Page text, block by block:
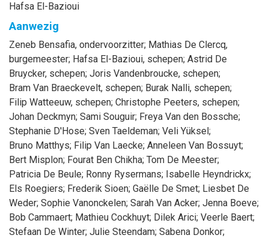
Hafsa El-Bazioui
Aanwezig
Zeneb Bensafia, ondervoorzitter; Mathias De Clercq,
burgemeester; Hafsa El-Bazioui, schepen; Astrid De
Bruycker, schepen; Joris Vandenbroucke, schepen;
Bram Van Braeckevelt, schepen; Burak Nalli, schepen;
Filip Watteeuw, schepen; Christophe Peeters, schepen;
Johan Deckmyn; Sami Souguir; Freya Van den Bossche;
Stephanie D'Hose; Sven Taeldeman; Veli Yüksel;
Bruno Matthys; Filip Van Laecke; Anneleen Van Bossuyt;
Bert Misplon; Fourat Ben Chikha; Tom De Meester;
Patricia De Beule; Ronny Rysermans; Isabelle Heyndrickx;
Els Roegiers; Frederik Sioen; Gaëlle De Smet; Liesbet De
Weder; Sophie Vanonckelen; Sarah Van Acker; Jenna Boeve;
Bob Cammaert; Mathieu Cockhuyt; Dilek Arici; Veerle Baert;
Stefaan De Winter; Julie Steendam; Sabena Donkor;